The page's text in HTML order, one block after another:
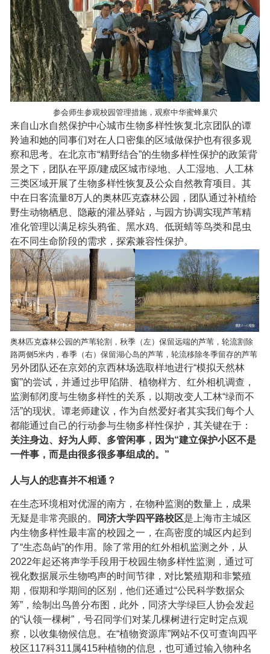
参会师生参观校园管理措施，观察中华蜜蜂巢穴
来自山水自然保护中心城市生物多样性恢复北京团队的谭
羚迪和她的同事们对在人口密集的区域做保护也有很多观
察和思考。在北京市“精野结合”的生物多样性保护的政策背
景之下，团队在平原/建成区城市绿地、人工湿地、人工林
三类区域开展了生物多样性恢复及公众自然教育项目。其
中在日客流量8万人的奥林匹克森林公园，团队通过补植给
野生动物栖息、隐蔽的灌丛驿站，与园方协调实现芦苇精
准化管理以满足棕头鸦雀、黑水鸡、低斑蜻等鸟类和昆虫
在不同生命阶段的需求，探索兼容性保护。
奥林匹克森林公园的芦苇轮割，秋季（左）保留远端的芦苇，轮流割除
路两侧5米内，春季（右）保留湖心岛的芦苇，轮流移除冬季留存的芦苇
另外团队还在京郊的京西林场选取样地进行“模拟天然林
窗”的尝试，并通过步甲陷阱、植物样方、红外相机调查，
监测郁闭度与生物多样性的关系，以期改变人工林“绿而不
活”的现状。谭老师建议，作为自然爱好者其实我们每个人
都能通过自己的行动参与生物多样性保护，其关键在于：
关注身边、好为人师、多管闲事，因为“建立保护小区不是
一件事，而是由很多很多事组成的。”
人与人的悲喜并不相通？
在生态环境相对优渥的南方，在物种监测的数量上，成果
无疑是非常亮眼的。
同济大学四平路校区是上海市主城区
内生物多样性最丰富的校园之一，在高密度的城区内起到
了“生态岛屿”的作用。除了常用的红外相机监测之外，从
2022年起还将声学手段用于校园生物多样性监测，通过可
视化数据展示生物鸣声的时间节律，对比繁殖期和非繁殖
期，假期和学期间的区别，他们还通过“公民科学数据众
筹”，绘制出鸟兽分布图，此外，同济大学绿巨人协会发起
的“认领一棵树”，号召同学们对某几棵树进行定时定点观
察，以收集物候信息。在“植物资源库”网站不仅可查询四平
校区117科311属415种植物的信息，也可通过输入物种名